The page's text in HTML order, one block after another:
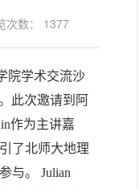
数： 1377
院学术交流沙
此次邀请到阿
作为主讲嘉
了北师大地理
与。 Julian